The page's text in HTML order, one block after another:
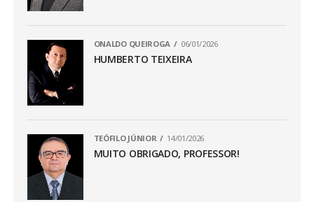
ONALDO QUEIROGA 06/01/2026
HUMBERTO TEIXEIRA
TEÓFILO JÚNIOR 14/01/2026
MUITO OBRIGADO, PROFESSOR!